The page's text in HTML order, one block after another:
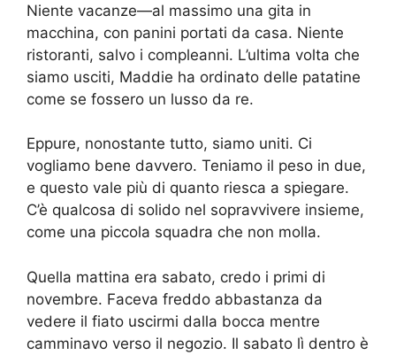
Niente vacanze—al massimo una gita in
macchina, con panini portati da casa. Niente
ristoranti, salvo i compleanni. L’ultima volta che
siamo usciti, Maddie ha ordinato delle patatine
come se fossero un lusso da re.
Eppure, nonostante tutto, siamo uniti. Ci
vogliamo bene davvero. Teniamo il peso in due,
e questo vale più di quanto riesca a spiegare.
C’è qualcosa di solido nel sopravvivere insieme,
come una piccola squadra che non molla.
Quella mattina era sabato, credo i primi di
novembre. Faceva freddo abbastanza da
vedere il fiato uscirmi dalla bocca mentre
camminavo verso il negozio. Il sabato lì dentro è